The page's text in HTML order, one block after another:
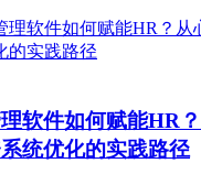
软件如何赋能HR
统优化的实践路径